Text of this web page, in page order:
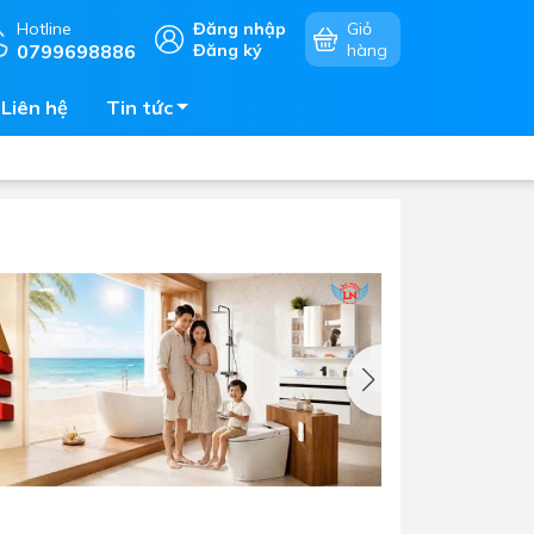
Hotline
0799698886
Đăng nhập
Đăng ký
Giỏ
hàng
Bếp điện - bếp từ âm bàn
Vòi chậu rửa chén
Bếp gas âm bàn
Máy hút khói - hút mùi
Lò vi sóng - lò nướng - lò hấp
Phụ kiện nhà bếp
Liên hệ Tin tức